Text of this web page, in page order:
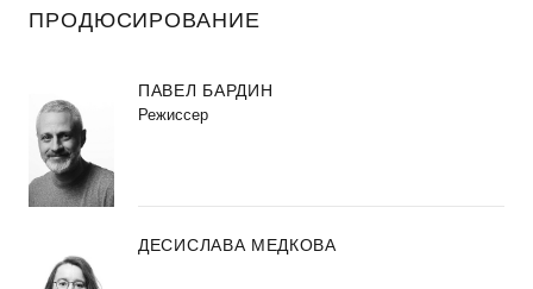
ПРОДЮСИРОВАНИЕ
ПАВЕЛ БАРДИН
Режиссер
ДЕСИСЛАВА МЕДКОВА